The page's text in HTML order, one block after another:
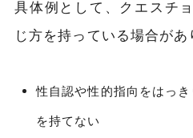
具体例として、クエスチ
じ方を持っている場合があ
性自認や性的指向をはっ
を持てない